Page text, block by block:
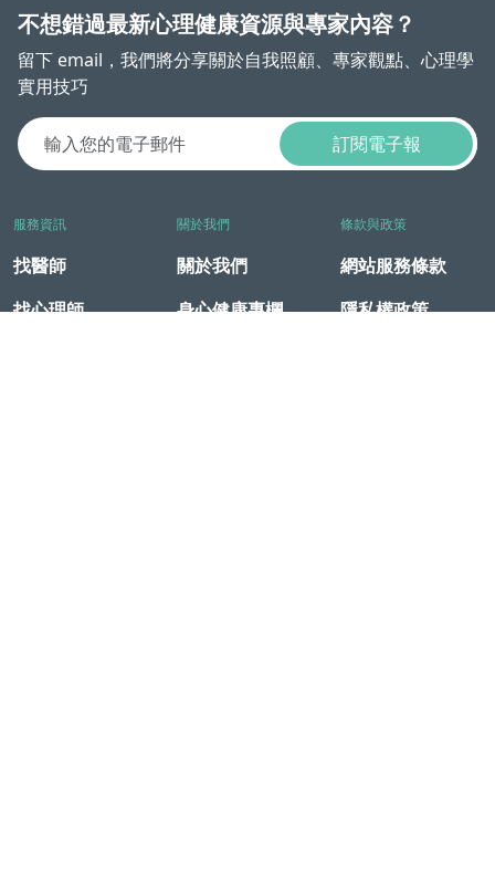
不想錯過最新心理健康資源與專家內容？
留下 email，我們將分享關於自我照顧、專家觀點、心理學
實用技巧
訂閱電子報
服務資訊
找醫師
找心理師
關於我們
關於我們
身心健康專欄
條款與政策
網站服務條款
隱私權政策